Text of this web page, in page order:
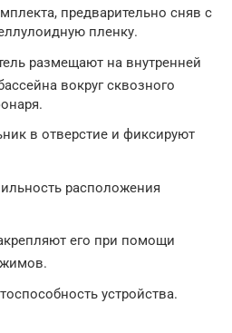
предварительно сняв с
пленку.
размещают на внутренней
вокруг сквозного
в отверстие и фиксируют
расположения
его при помощи
устройства.